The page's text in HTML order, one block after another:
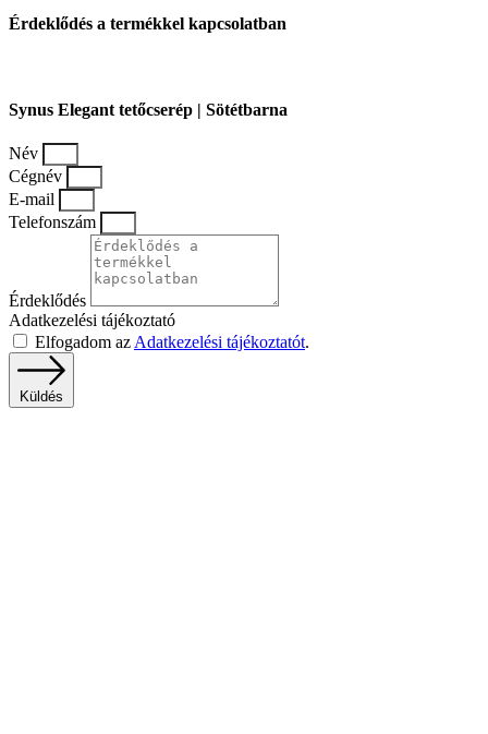
Érdeklődés a termékkel kapcsolatban
Synus Elegant tetőcserép | Sötétbarna
Név
Cégnév
E-mail
Telefonszám
Érdeklődés
Adatkezelési tájékoztató
Elfogadom az Adatkezelési tájékoztatót.
Küldés